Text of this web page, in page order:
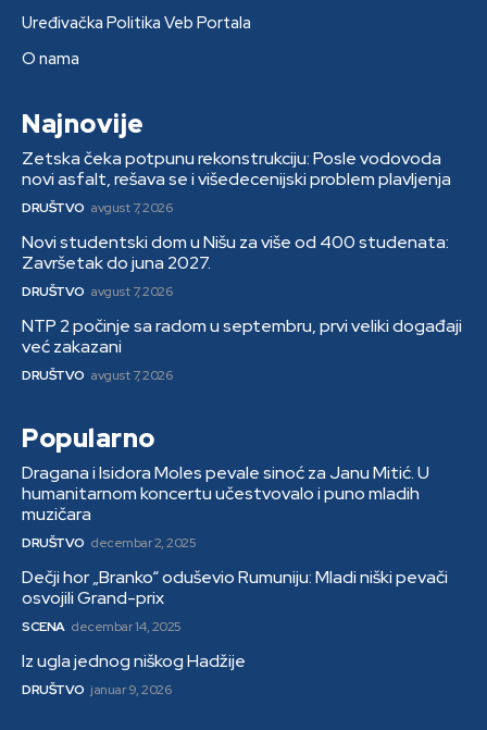
Uređivačka Politika Veb Portala
O nama
Najnovije
Zetska čeka potpunu rekonstrukciju: Posle vodovoda
novi asfalt, rešava se i višedecenijski problem plavljenja
DRUŠTVO avgust 7, 2026
Novi studentski dom u Nišu za više od 400 studenata:
Završetak do juna 2027.
DRUŠTVO avgust 7, 2026
NTP 2 počinje sa radom u septembru, prvi veliki događaji
već zakazani
DRUŠTVO avgust 7, 2026
Popularno
Dragana i Isidora Moles pevale sinoć za Janu Mitić. U
humanitarnom koncertu učestvovalo i puno mladih
muzičara
DRUŠTVO decembar 2, 2025
Dečji hor „Branko“ oduševio Rumuniju: Mladi niški pevači
osvojili Grand-prix
SCENA decembar 14, 2025
Iz ugla jednog niškog Hadžije
DRUŠTVO januar 9, 2026